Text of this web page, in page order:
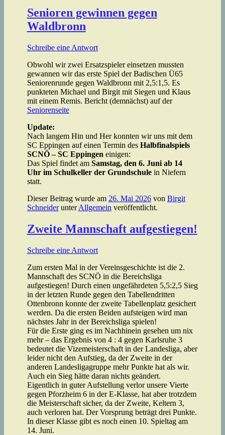
Senioren gewinnen gegen
Waldbronn
Schreibe eine Antwort
Obwohl wir zwei Ersatzspieler einsetzen mussten
gewannen wir das erste Spiel der Badischen Ü65
Seniorenrunde gegen Waldbronn mit 2,5:1,5. Es
punkteten Michael und Birgit mit Siegen und Klaus
mit einem Remis. Bericht (demnächst) auf der
Seniorenseite
Update:
Nach langem Hin und Her konnten wir uns mit dem
SC Eppingen auf einen Termin des Halbfinalspiels
SCNÖ – SC Eppingen einigen:
Das Spiel findet am Samstag, den 6. Juni ab 14
Uhr im Schulkeller der Grundschulein Niefern
statt.
Dieser Beitrag wurde am 26. Mai 2026von Birgit
SchneiderunterAllgemein veröffentlicht.
Zweite Mannschaft aufgestiegen!
Schreibe eine Antwort
Zum ersten Mal in der Vereinsgeschichte ist die 2.
Mannschaft des SCNÖ in die Bereichsliga
aufgestiegen! Durch einen ungefährdeten 5,5:2,5 Sieg
in der letzten Runde gegen den Tabellendritten
Ottenbronn konnte der zweite Tabellenplatz gesichert
werden. Da die ersten Beiden aufsteigen wird man
nächstes Jahr in der Bereichsliga spielen!
Für die Erste ging es im Nachhinein gesehen um nix
mehr – das Ergebnis von 4 : 4 gegen Karlsruhe 3
bedeutet die Vizemeisterschaft in der Landesliga, aber
leider nicht den Aufstieg, da der Zweite in der
anderen Landesligagruppe mehr Punkte hat als wir.
Auch ein Sieg hätte daran nichts geändert.
Eigentlich in guter Aufstellung verlor unsere Vierte
gegen Pforzheim 6 in der E-Klasse, hat aber trotzdem
die Meisterschaft sicher, da der Zweite, Keltern 3,
auch verloren hat. Der Vorsprung beträgt drei Punkte.
In dieser Klasse gibt es noch einen 10. Spieltag am
14. Juni.